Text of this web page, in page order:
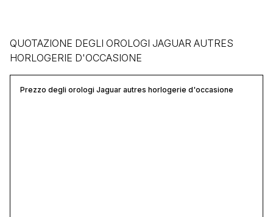
QUOTAZIONE DEGLI OROLOGI JAGUAR AUTRES
HORLOGERIE D'OCCASIONE
Prezzo degli orologi Jaguar autres horlogerie d'occasione